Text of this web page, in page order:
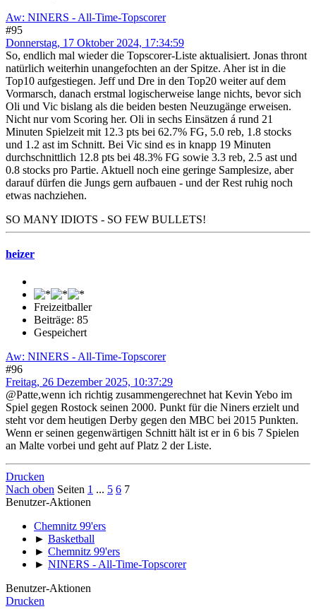
Aw: NINERS - All-Time-Topscorer
#95
Donnerstag, 17 Oktober 2024, 17:34:59
So, endlich mal wieder die Topscorer-Liste aktualisiert. Jonas thront
natürlich weiterhin unangefochten an der Spitze. Aher ist in die
Top10 aufgestiegen. Jeff und Dre in den Top20 weiter auf dem
Vormarsch, danach erstmal logischerweise lange nichts, bevor sich
Oli und Vic bislang als die beiden besten Neuzugänge erweisen.
Nicht nur vom Scoring her. Oli in sechs Einsätzen á rund 21
Minuten Spielzeit mit 12.3 pts bei 62.7% FG, 5.0 reb, 1.8 stocks
und 1.2 ast im Schnitt. Bei Vic sind es in knapp 19 Minuten
durchschnittlich 12.8 pts bei 48.3% FG sowie 3.3 reb, 2.5 ast und
0.8 stocks pro Partie. Aktuell noch eine geringe Samplesize, aber
darauf dürfen die Jungs gern aufbauen - und der Rest ruhig noch
etwas nachziehen.
SO MANY IDIOTS - SO FEW BULLETS!
heizer
Freizeitballer
Beiträge: 85
Gespeichert
Aw: NINERS - All-Time-Topscorer
#96
Freitag, 26 Dezember 2025, 10:37:29
@Patte,wenn ich richtig zusammengerechnet hat Kevin Yebo im
Spiel gegen Rostock seinen 2000. Punkt für die Niners erzielt und
steht vor dem heutigen Derby gegen den MBC bei 2015 Punkten.
Wenn er seinen gegenwärtigen Schnitt hält ist er in 6 bis 7 Spielen
an Malte vorbei und geht auf Platz 2 der Liste.
Drucken
Nach oben Seiten 1 ... 5 6 7
Benutzer-Aktionen
Chemnitz 99'ers
► Basketball
► Chemnitz 99'ers
► NINERS - All-Time-Topscorer
Benutzer-Aktionen
Drucken